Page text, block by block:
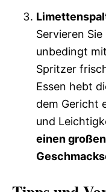
Servieren
unbedingt
Spritzer
Essen hebt
dem Gericht
und
einen